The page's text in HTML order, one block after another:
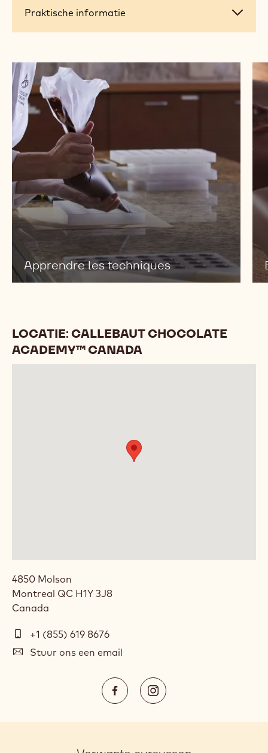
Praktische
Praktische informatie
Apprendre les techniques
LOCATIE: CALLEBAUT CHOCOLATE
ACADEMY™ CANADA
4850 Molson
Montreal QC H1Y 3J8
Canada
Telefoon
+1 (855) 619 8676
E-
Stuur ons een email
https://www.facebook.com/
https://